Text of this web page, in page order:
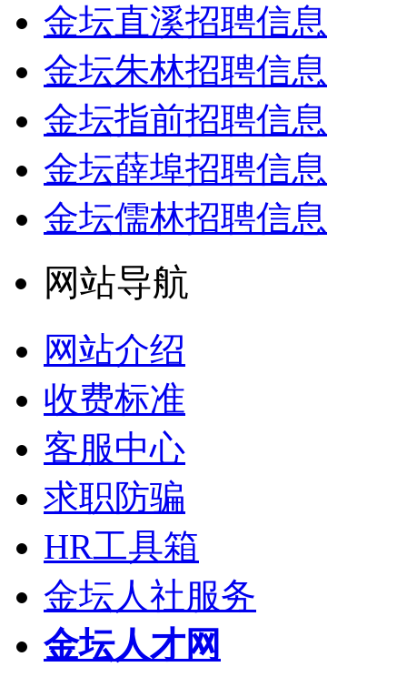
金坛直溪招聘信息
金坛朱林招聘信息
金坛指前招聘信息
金坛薛埠招聘信息
金坛儒林招聘信息
网站导航
网站介绍
收费标准
客服中心
求职防骗
HR工具箱
金坛人社服务
金坛人才网